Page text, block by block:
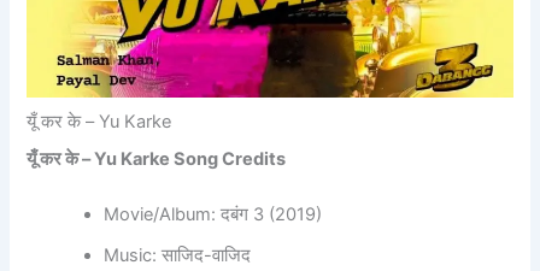
यूँ कर के – Yu Karke
यूँ कर के – Yu Karke Song Credits
Movie/Album: दबंग 3 (2019)
Music: साजिद-वाजिद